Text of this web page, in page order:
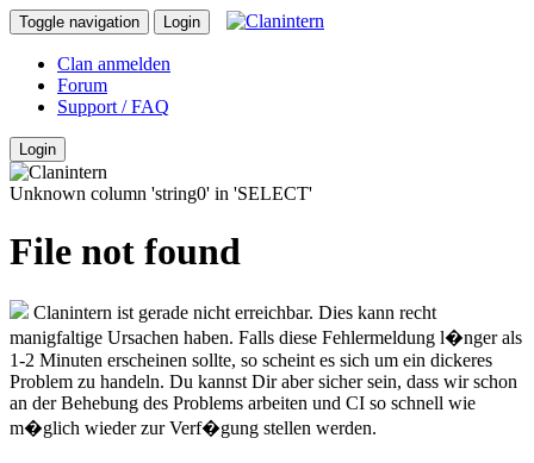
Toggle navigation Login
Clan anmelden
Forum
Support / FAQ
Login
Unknown column 'string0' in 'SELECT'
File not found
Clanintern ist gerade nicht erreichbar. Dies kann recht
manigfaltige Ursachen haben. Falls diese Fehlermeldung l�nger als
1-2 Minuten erscheinen sollte, so scheint es sich um ein dickeres
Problem zu handeln. Du kannst Dir aber sicher sein, dass wir schon
an der Behebung des Problems arbeiten und CI so schnell wie
m�glich wieder zur Verf�gung stellen werden.